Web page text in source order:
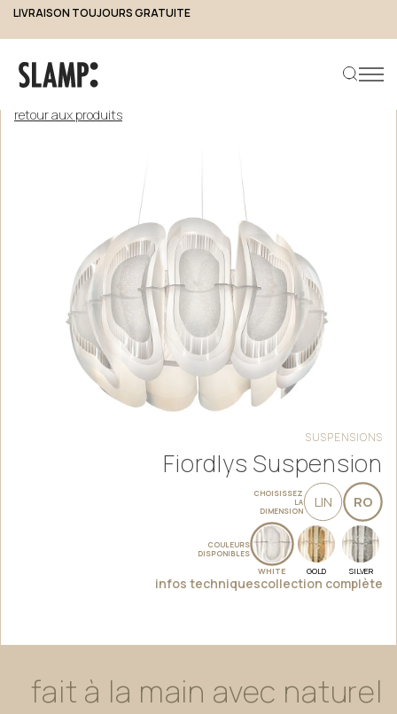
LIVRAISON TOUJOURS GRATUITE
Rechercher un produit
retour aux produits
SUSPENSIONS
Fiordlys Suspension
CHOISISSEZ
LA
DIMENSION
LIN RO
COULEURS
DISPONIBLES
WHITE GOLD SILVER
infos techniquescollection complète
fait à la main avec naturel